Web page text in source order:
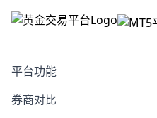
平台功能
券商对比
2026-08-08 12:33:22